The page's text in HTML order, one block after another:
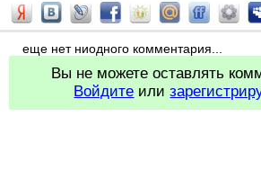
еще нет ниодного комментария...
Вы не можете оставлять
Войдите или